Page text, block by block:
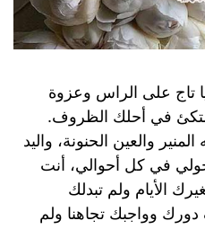
تاج على الراس وعزوة
متكئ في أحلك الظروف.
والعين الحنونة، واليد
حولي في كل أحوالي، أنت
الأيام ولم تبدلك
وواجبك تجاهنا ولم